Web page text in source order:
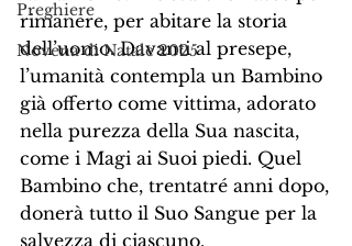
Preghiere
Novena di Natale 2025
rimanere, per abitare la storia
dell’uomo. Davanti al presepe,
l’umanità contempla un Bambino
già offerto come vittima, adorato
nella purezza della Sua nascita,
come i Magi ai Suoi piedi. Quel
Bambino che, trentatré anni dopo,
donerà tutto il Suo Sangue per la
salvezza di ciascuno.